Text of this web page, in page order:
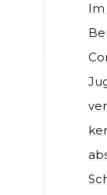
Im